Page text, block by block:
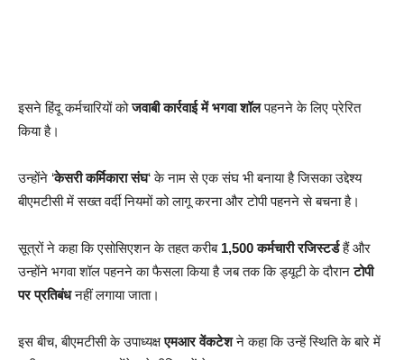
इसने हिंदू कर्मचारियों कोजवाबी कार्रवाई में भगवा शॉलपहनने के लिए प्रेरित
किया है।
उन्होंने ‘केसरी कर्मिकारा संघ‘ के नाम से एक संघ भी बनाया है जिसका उद्देश्य
बीएमटीसी में सख्त वर्दी नियमों को लागू करना और टोपी पहनने से बचना है।
सूत्रों ने कहा कि एसोसिएशन के तहत करीब 1,500 कर्मचारी रजिस्टर्डहैं और
उन्होंने भगवा शॉल पहनने का फैसला किया है जब तक कि ड्यूटी के दौरानटोपी
पर प्रतिबंधनहीं लगाया जाता।
इस बीच, बीएमटीसी के उपाध्यक्षएमआर वेंकटेशने कहा कि उन्हें स्थिति के बारे में